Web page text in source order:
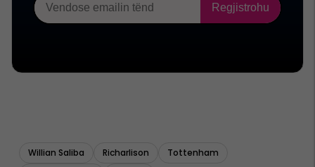
Willian Saliba Richarlison
Tottenham